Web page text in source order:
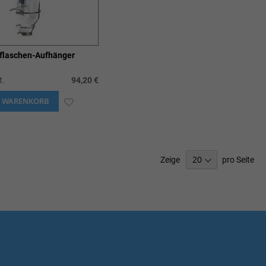
Aufhänger
94,20 €
Zeige
pro Seite